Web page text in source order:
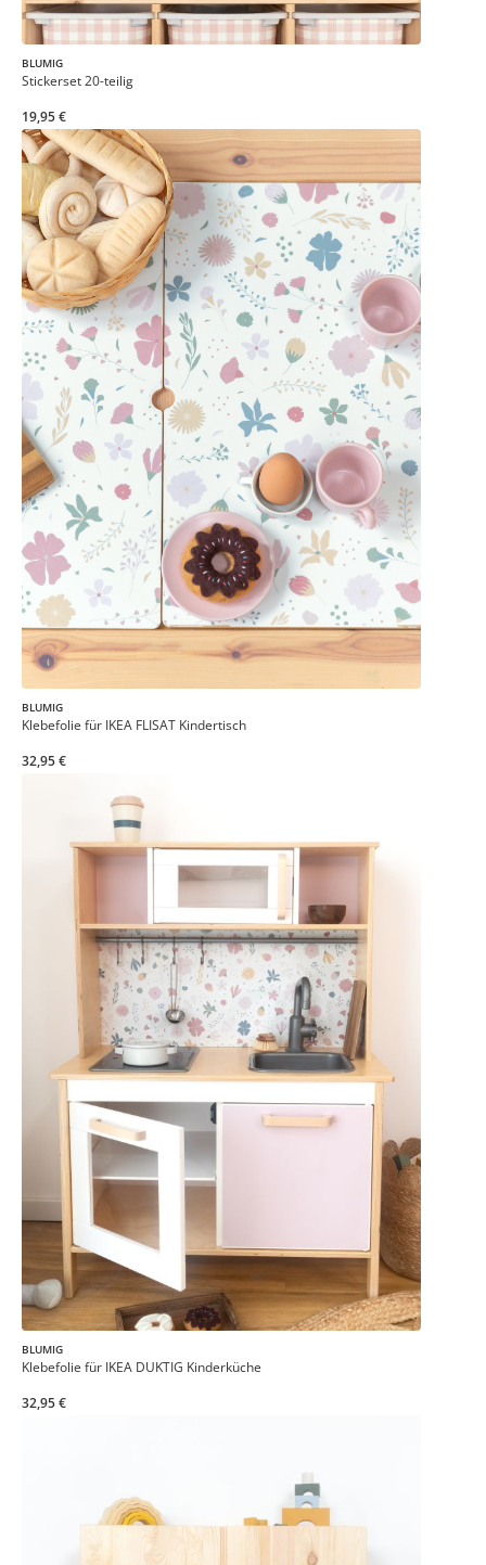
BLUMIG
Stickerset 20-teilig
19,95 €
BLUMIG
Klebefolie für IKEA FLISAT Kindertisch
32,95 €
BLUMIG
Klebefolie für IKEA DUKTIG Kinderküche
32,95 €